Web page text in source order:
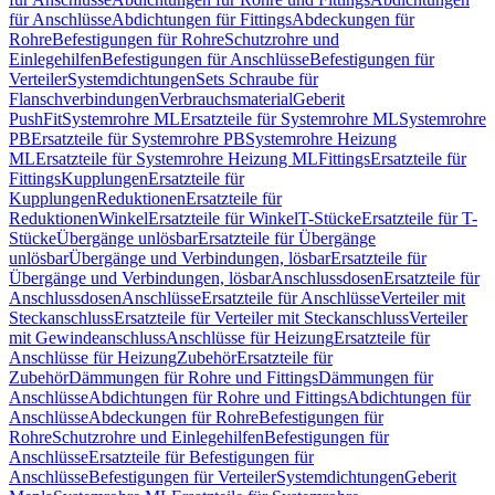
für AnschlüsseAbdichtungen für FittingsAbdeckungen für
RohreBefestigungen für RohreSchutzrohre und
EinlegehilfenBefestigungen für AnschlüsseBefestigungen für
VerteilerSystemdichtungenSets Schraube für
FlanschverbindungenVerbrauchsmaterialGeberit
PushFitSystemrohre MLErsatzteile für Systemrohre MLSystemrohre
PBErsatzteile für Systemrohre PBSystemrohre Heizung
MLErsatzteile für Systemrohre Heizung MLFittingsErsatzteile für
FittingsKupplungenErsatzteile für
KupplungenReduktionenErsatzteile für
ReduktionenWinkelErsatzteile für WinkelT-StückeErsatzteile für T-
StückeÜbergänge unlösbarErsatzteile für Übergänge
unlösbarÜbergänge und Verbindungen, lösbarErsatzteile für
Übergänge und Verbindungen, lösbarAnschlussdosenErsatzteile für
AnschlussdosenAnschlüsseErsatzteile für AnschlüsseVerteiler mit
SteckanschlussErsatzteile für Verteiler mit SteckanschlussVerteiler
mit GewindeanschlussAnschlüsse für HeizungErsatzteile für
Anschlüsse für HeizungZubehörErsatzteile für
ZubehörDämmungen für Rohre und FittingsDämmungen für
AnschlüsseAbdichtungen für Rohre und FittingsAbdichtungen für
AnschlüsseAbdeckungen für RohreBefestigungen für
RohreSchutzrohre und EinlegehilfenBefestigungen für
AnschlüsseErsatzteile für Befestigungen für
AnschlüsseBefestigungen für VerteilerSystemdichtungenGeberit